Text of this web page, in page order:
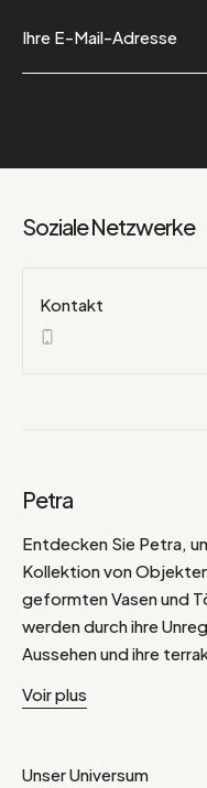
Soziale Netzwerke
Kontakt
Petra
Entdecken Sie Petra,
Kollektion von
geformten Vasen und
werden durch ihre
Aussehen und ihre
und Zwiebeltöpfe aus
Voir plus
Unser Universum